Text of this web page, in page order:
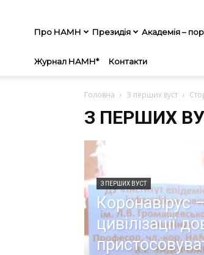
Про НАМН Президія Академія –
Журнал НАМН* Контакти
Головна З перших вуст
З ПЕРШИХ
З ПЕРШИХ ВУСТ
Коронавірус
цивілізації